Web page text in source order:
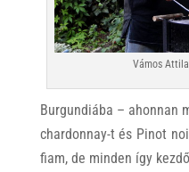
Vámos
Burgundiába – ahonnan
chardonnay-t és Pinot
fiam, de minden így